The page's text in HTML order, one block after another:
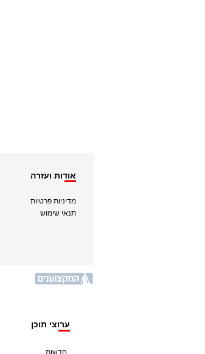
אודות ועזרה
מדיניות פרטיות
תנאי שימוש
ערוצי תוכן
חדשות